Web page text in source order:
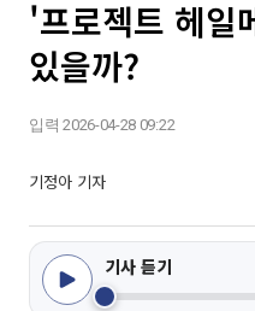
'프로젝트 헤일
있을까?
입력 2026-04-28 09:22
기정아 기자
기사 듣기